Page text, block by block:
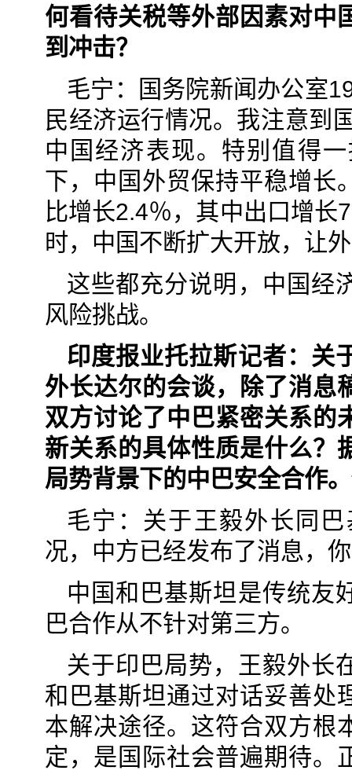
何看待关税等外部因素对中
到冲击？
毛宁：国务院新闻办公室
民经济运行情况。我注意到
中国经济表现。特别值得
下，中国外贸保持平稳增长
比增长2.4％，其中出口增
时，中国不断扩大开放，让
这些都充分说明，中国经
风险挑战。
印度报业托拉斯记者：关
外长达尔的会谈，除了消息
双方讨论了中巴紧密关系的
新关系的具体性质是什么？
局势背景下的中巴安全合作
毛宁：关于王毅外长同
况，中方已经发布了消息，
中国和巴基斯坦是传统友
巴合作从不针对第三方。
关于印巴局势，王毅外长
和巴基斯坦通过对话妥善处
本解决途径。这符合双方根
定，是国际社会普遍期待。